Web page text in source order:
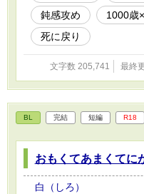
き、なんと魔王も蘇らせ
元魔王が「お互い生き返った
う」と緩く意見を合致させ、
し、美味しいものを食べる
けではなく…？ ここまでお
す！ よろしければブクマ
すと励みになります！ そし
します！ よろしくお願い
鈍感攻め
1000歳
死に戻り
文字数 205,741 最終
BL 完結 短編 R18
おもくてあまくてに
白（しろ）